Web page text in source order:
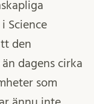
Science
den
dagens cirka
som